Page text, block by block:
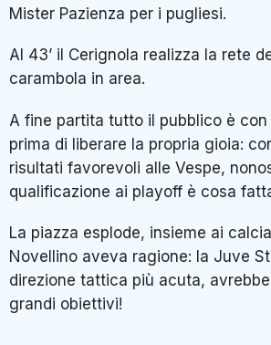
Mister Pazienza per i pugliesi.
Al 43’ il Cerignola realizza la rete
carambola in area.
A fine partita tutto il pubblico è
prima di liberare la propria gioia:
risultati favorevoli alle Vespe,
qualificazione ai playoff è cosa
La piazza esplode, insieme ai
Novellino aveva ragione: la Juve
direzione tattica più acuta,
grandi obiettivi!